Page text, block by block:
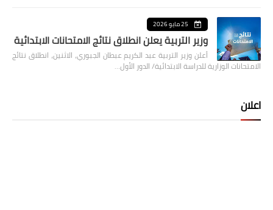
25 مايو 2026
وزير التربية يعلن انطلاق نتائج الامتحانات الابتدائية
أعلن وزير التربية عبد الكريم عبطان الجبوري، الاثنين، انطلاق نتائج
الامتحانات الوزارية للدراسة الابتدائية/ الدور الأول…
اعلان